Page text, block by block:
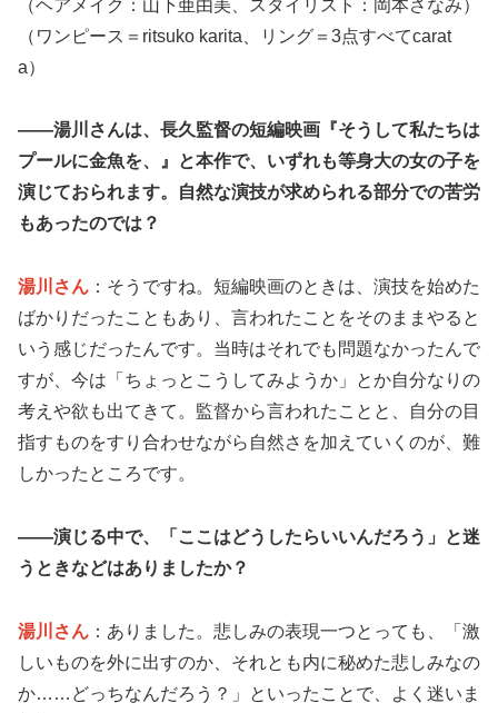
（ヘアメイク：山下亜由美、スタイリスト：岡本さなみ）
（ワンピース＝ritsuko karita、リング＝3点すべてcarat
a）
――湯川さんは、長久監督の短編映画『そうして私たちは
プールに金魚を、』と本作で、いずれも等身大の女の子を
演じておられます。自然な演技が求められる部分での苦労
もあったのでは？
湯川さん ：そうですね。短編映画のときは、演技を始めた
ばかりだったこともあり、言われたことをそのままやると
いう感じだったんです。当時はそれでも問題なかったんで
すが、今は「ちょっとこうしてみようか」とか自分なりの
考えや欲も出てきて。監督から言われたことと、自分の目
指すものをすり合わせながら自然さを加えていくのが、難
しかったところです。
——演じる中で、「ここはどうしたらいいんだろう」と迷
うときなどはありましたか？
湯川さん ：ありました。悲しみの表現一つとっても、「激
しいものを外に出すのか、それとも内に秘めた悲しみなの
か……どっちなんだろう？」といったことで、よく迷いま